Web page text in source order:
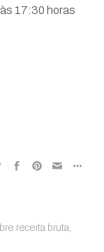
17:30 horas
receita bruta,